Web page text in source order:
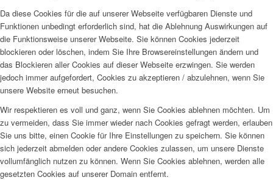
Da diese Cookies für die auf unserer Webseite verfügbaren Dienste und
Funktionen unbedingt erforderlich sind, hat die Ablehnung Auswirkungen auf
die Funktionsweise unserer Webseite. Sie können Cookies jederzeit
blockieren oder löschen, indem Sie Ihre Browsereinstellungen ändern und
das Blockieren aller Cookies auf dieser Webseite erzwingen. Sie werden
jedoch immer aufgefordert, Cookies zu akzeptieren / abzulehnen, wenn Sie
unsere Website erneut besuchen.
Wir respektieren es voll und ganz, wenn Sie Cookies ablehnen möchten. Um
zu vermeiden, dass Sie immer wieder nach Cookies gefragt werden, erlauben
Sie uns bitte, einen Cookie für Ihre Einstellungen zu speichern. Sie können
sich jederzeit abmelden oder andere Cookies zulassen, um unsere Dienste
vollumfänglich nutzen zu können. Wenn Sie Cookies ablehnen, werden alle
gesetzten Cookies auf unserer Domain entfernt.